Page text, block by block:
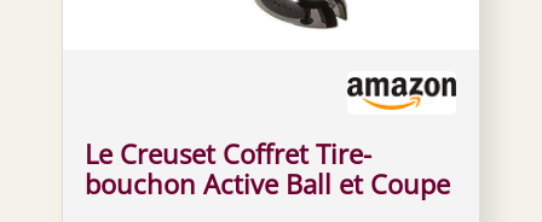
Le Creuset Coffret Tire-
bouchon Active Ball et Coupe